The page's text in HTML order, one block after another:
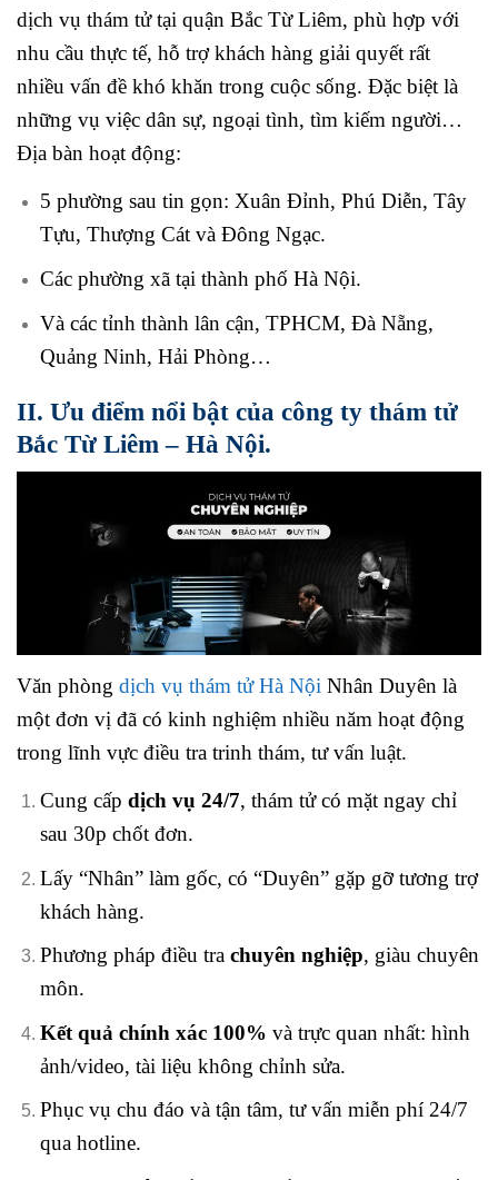
dịch vụ thám tử tại quận Bắc Từ Liêm, phù hợp với
nhu cầu thực tế, hỗ trợ khách hàng giải quyết rất
nhiều vấn đề khó khăn trong cuộc sống. Đặc biệt là
những vụ việc dân sự, ngoại tình, tìm kiếm người…
Địa bàn hoạt động:
5 phường sau tin gọn: Xuân Đỉnh, Phú Diễn, Tây
Tựu, Thượng Cát và Đông Ngạc.
Các phường xã tại thành phố Hà Nội.
Và các tỉnh thành lân cận, TPHCM, Đà Nẵng,
Quảng Ninh, Hải Phòng…
II. Ưu điểm nổi bật của công ty thám tử
Bắc Từ Liêm – Hà Nội.
Văn phòng dịch vụ thám tử Hà Nội Nhân Duyên là
một đơn vị đã có kinh nghiệm nhiều năm hoạt động
trong lĩnh vực điều tra trinh thám, tư vấn luật.
Cung cấp dịch vụ 24/7, thám tử có mặt ngay chỉ
sau 30p chốt đơn.
Lấy “Nhân” làm gốc, có “Duyên” gặp gỡ tương trợ
khách hàng.
Phương pháp điều tra chuyên nghiệp, giàu chuyên
môn.
Kết quả chính xác 100% và trực quan nhất: hình
ảnh/video, tài liệu không chỉnh sửa.
Phục vụ chu đáo và tận tâm, tư vấn miễn phí 24/7
qua hotline.